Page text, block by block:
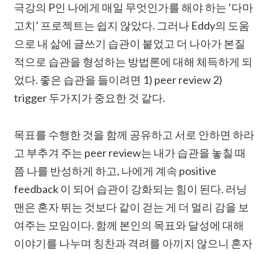
극강의 P인 나에게 매일 무엇인가를 해야 하는 ‘다마
고치’ 프로젝트는 쉽지 않았다. 그러나 Eddy의 도움
으로 내 삶에 글쓰기 습관이 붙었고 더 나아가 본질
적으로 습관을 형성하는 방법론에 대해 체득하게 되
었다. 좋은 습관을 들이려면 1) peer review 2)
trigger 두가지가 중요한 것 같다.
목표를 수행한 것을 함께 공유하고 서로 안하면 하라
고 부추겨 주는 peer review는 내가 습관을 놓칠 때
쯤 나를 반성하게 하고, 나에게 계속 positive
feedback 이 되어 습관이 강화되는 힘이 된다. 러닝
맨은 혼자 뛰는 것보다 같이 걷는 게 더 멀리 감을 보
여주는 모임이다. 함께 본인의 목표와 달성에 대해
이야기를 나누며 칭찬과 격려를 아끼지 않으니 혼자